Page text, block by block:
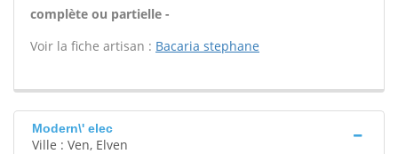
complète ou partielle -
Voir la fiche artisan : Bacaria stephane
Modern\' elec
Ville : Ven, Elven